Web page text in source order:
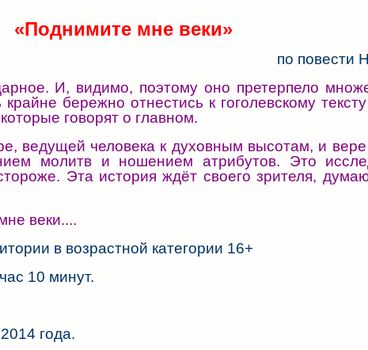
«Поднимите мне веки»
по повести
И, видимо, поэтому оно претерпело
бережно отнестись к гоголевскому
говорят о главном.
ведущей человека к духовным высотам, и вере
молитв и ношением атрибутов. Это
Эта история ждёт своего зрителя,
веки....
в возрастной категории 16+
10 минут.
года.